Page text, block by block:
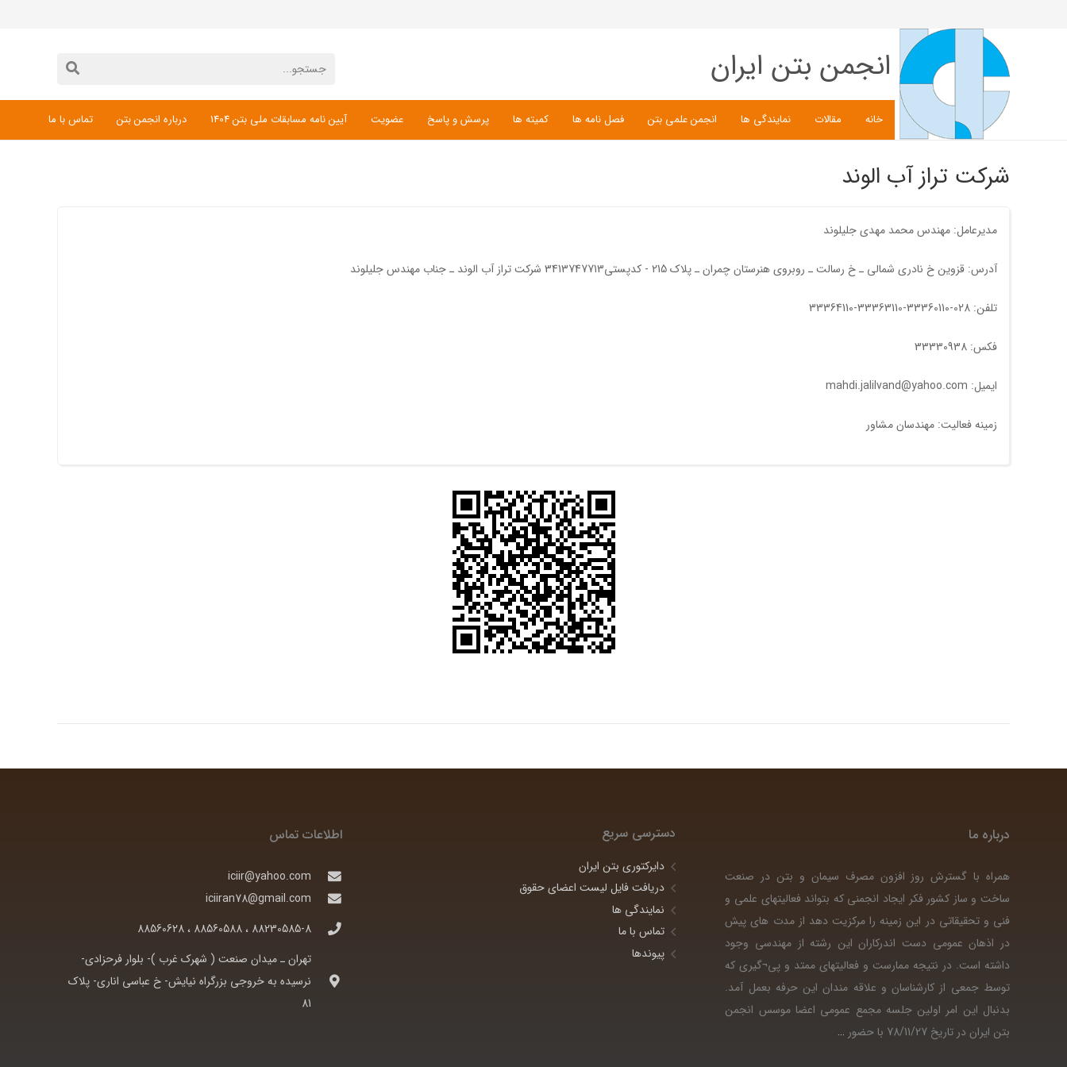
انجمن بتن ایران
خانه مقالات نمایندگی ها انجمن علمی بتن فصل نامه ها کمیته ها پرسش و پاسخ عضویت آیین نامه مسابقات ملی بتن 1404 درباره انجمن بتن تماس با ما
شرکت تراز آب الوند
مدیرعامل: مهندس محمد مهدی جلیلوند
آدرس: قزوین خ نادری شمالی ـ خ رسالت ـ روبروی هنرستان چمران ـ پلاک 215 - کدپستی3413747713 شرکت تراز آب الوند ـ جناب مهندس جلیلوند
تلفن: 028-33360110-33363110-33364110
فکس: 33330938
ایمیل: mahdi.jalilvand@yahoo.com
زمینه فعالیت: مهندسان مشاور
درباره ما
همراه با گسترش روز افزون مصرف سیمان و بتن در صنعت
ساخت و ساز کشور فکر ایجاد انجمنی که بتواند فعالیتهای علمی و
فنی و تحقیقاتی در این زمینه را مرکزیت دهد از مدت های پیش
در اذهان عمومی دست اندرکاران این رشته از مهندسی وجود
داشته است. در نتیجه ممارست و فعالیتهای ممتد و پی¬گیری که
توسط جمعی از کارشناسان و علاقه مندان این حرفه بعمل آمد.
بدنبال این امر اولین جلسه مجمع عمومی اعضا موسس انجمن
بتن ایران در تاریخ 78/11/27 با حضور
…
دسترسی سریع
دایرکتوری بتن ایران
دریافت فایل لیست اعضای حقوق
نمایندگی ها
تماس با ما
پیوندها
اطلاعات تماس
iciir@yahoo.com
iciiran78@gmail.com
88230585-8 ، 88560588 ، 88560628
تهران ـ ميدان صنعت ( شهرک غرب )- بلوار فرحزادی-
نرسيده به خروجی بزرگراه نيايش- خ عباسی اناری- پلاک
81